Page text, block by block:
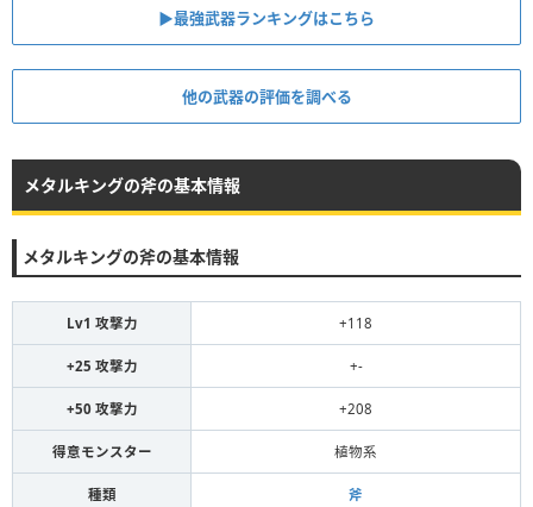
▶︎最強武器ランキングはこちら
他の武器の評価を調べる
メタルキングの斧の基本情報
メタルキングの斧の基本情報
Lv1 攻撃力 +118
+25 攻撃力 +-
+50 攻撃力 +208
得意モンスター 植物系
種類 斧